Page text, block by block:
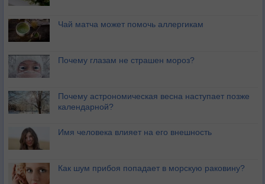
Чай матча может помочь аллергикам
Почему глазам не страшен мороз?
Почему астрономическая весна наступает позже
календарной?
Имя человека влияет на его внешность
Как шум прибоя попадает в морскую раковину?